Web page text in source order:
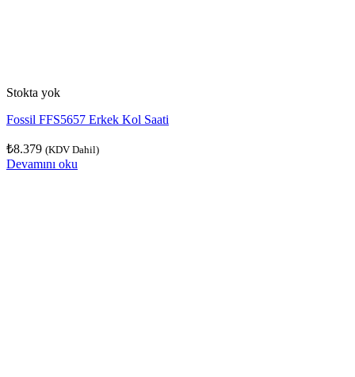
Stokta yok
Fossil FFS5657 Erkek Kol Saati
₺8.379 (KDV Dahil)
Devamını oku